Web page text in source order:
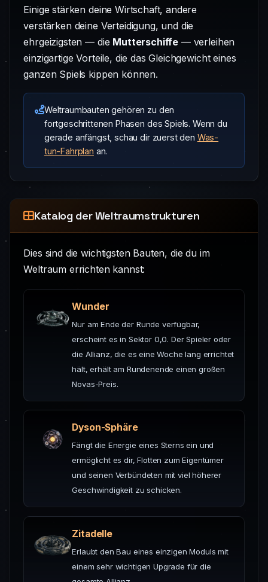
Einige stärken deine Wirtschaft, andere
verstärken deine Verteidigung, und die
ehrgeizigsten — die Mutterschiffe — verleihen
einzigartige Vorteile, die das Gleichgewicht eines
ganzen Spiels kippen können.
Weltraumbauten gehören zu den
fortgeschrittenen Phasen des Spiels. Wenn du
gerade anfängst, schau dir zuerst den Was-
tun-Fahrplan an.
Katalog der Weltraumstrukturen
Dies sind die wichtigsten Bauten, die du im
Weltraum errichten kannst:
Wunder
Nur am Ende der Runde verfügbar,
erscheint es in Sektor 0,0. Der Spieler oder
die Allianz, die es eine Woche lang errichtet
hält, erhält am Rundenende einen großen
Novas-Preis.
Dyson-Sphäre
Fängt die Energie eines Sterns ein und
ermöglicht es dir, Flotten zum Eigentümer
und seinen Verbündeten mit viel höherer
Geschwindigkeit zu schicken.
Zitadelle
Erlaubt den Bau eines einzigen Moduls mit
einem sehr wichtigen Upgrade für die